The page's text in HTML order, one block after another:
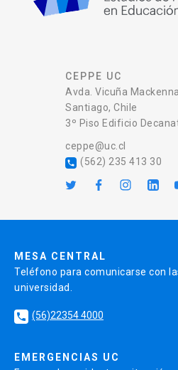
CEPPE UC
Avda. Vicuña
Santiago, Chile
3º Piso Edificio
ceppe@uc.cl
local_phone (562) 235 413 30
MESA CENTRAL
Teléfono para comunicarse con
universidad.
local_phone (56)22354 4000
EMERGENCIAS UC